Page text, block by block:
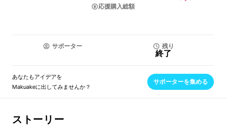
応援購入総額
サポーター 残り
終了
あなたもアイデアを
Makuakeに出してみませんか？
サポーターを集める
ストーリー